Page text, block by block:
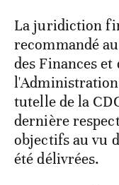
La juridiction
recommandé
des Finances et
tutelle de la
dernière
objectifs au vu
été délivrées.